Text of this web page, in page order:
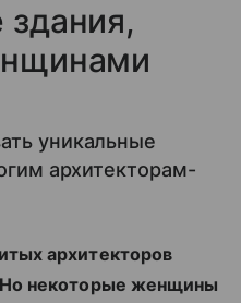
уникальные
архитекторам-
архитекторов
некоторые женщины